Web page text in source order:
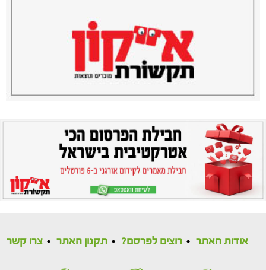
אודות האתר רוצים לפרסם? תקנון האתר צרו קשר